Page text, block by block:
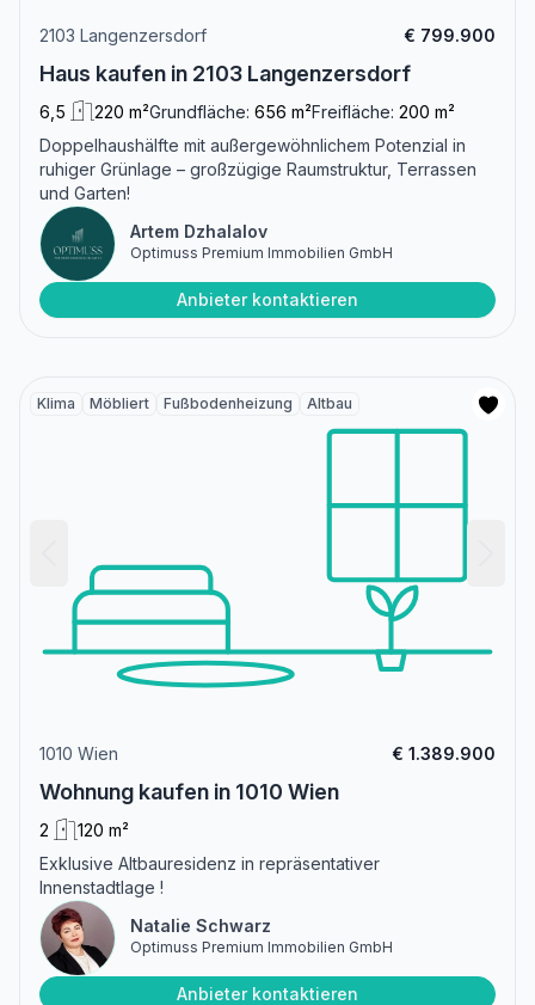
2103 Langenzersdorf € 799.900
Haus kaufen in 2103 Langenzersdorf
6,5 220 m²Grundfläche: 656 m²Freifläche: 200 m²
Doppelhaushälfte mit außergewöhnlichem Potenzial in
ruhiger Grünlage – großzügige Raumstruktur, Terrassen
und Garten!
Artem Dzhalalov
Optimuss Premium Immobilien GmbH
Anbieter kontaktieren
Klima Möbliert Fußbodenheizung Altbau
1010 Wien € 1.389.900
Wohnung kaufen in 1010 Wien
2
120 m²
Exklusive Altbauresidenz in repräsentativer
Innenstadtlage !
Natalie Schwarz
Optimuss Premium Immobilien GmbH
Anbieter kontaktieren